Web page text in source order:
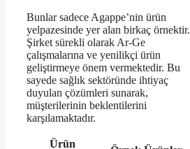
Bunlar sadece Agappe’nin ürün
yelpazesinde yer alan birkaç örnektir.
Şirket sürekli olarak Ar-Ge
çalışmalarına ve yenilikçi ürün
geliştirmeye önem vermektedir. Bu
sayede sağlık sektöründe ihtiyaç
duyulan çözümleri sunarak,
müşterilerinin beklentilerini
karşılamaktadır.
Ürün